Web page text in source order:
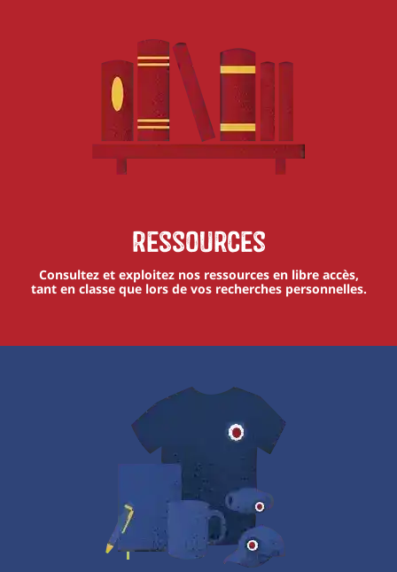
Ressources
Consultez et exploitez nos ressources en libre accès,
tant en classe que lors de vos recherches personnelles.